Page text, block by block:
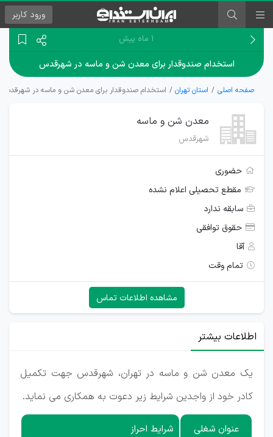
ورود کاربر
۱ ماه پیش
استخدام صندوقدار برای معدن شن و ماسه در شهرقدس
صفحه اصلی استان تهران استخدام صندوقدار برای معدن شن و ماسه در شهرقدس
معدن شن و ماسه
شهرقدس
حضوری
مقطع تحصیلی اعلام نشده
سابقه ندارد
حقوق توافقی
آقا
تمام وقت
مشاهده اطلاعات تماس
اطلاعات بیشتر
یک معدن شن و ماسه در تهران، شهرقدس جهت تکمیل
کادر خود از واجدین شرایط زیر دعوت به همکاری می نماید.
عنوان شغلی شرایط احراز